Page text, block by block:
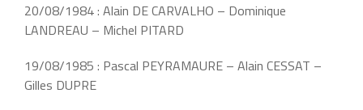
20/08/1984 : Alain DE CARVALHO – Dominique
LANDREAU – Michel PITARD
19/08/1985 : Pascal PEYRAMAURE – Alain CESSAT –
Gilles DUPRE